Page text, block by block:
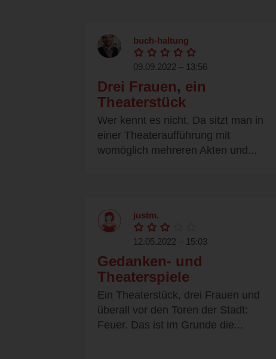
buch-haltung
09.09.2022 – 13:56
Drei Frauen, ein
Theaterstück
Wer kennt es nicht. Da sitzt man in
einer Theateraufführung mit
womöglich mehreren Akten und...
justm.
12.05.2022 – 15:03
Gedanken- und
Theaterspiele
Ein Theaterstück, drei Frauen und
überall vor den Toren der Stadt:
Feuer. Das ist im Grunde die...